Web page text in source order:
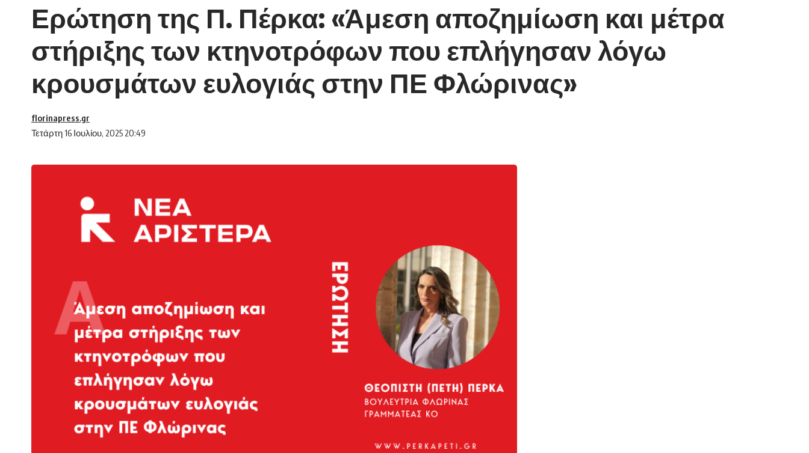
Ερώτηση της Π. Πέρκα: «Άμεση αποζημίωση και μέτρα
στήριξης των κτηνοτρόφων που επλήγησαν λόγω
κρουσμάτων ευλογιάς στην ΠΕ Φλώρινας»
Τετάρτη 16 Ιουλίου, 2025 20:49
florinapress.gr